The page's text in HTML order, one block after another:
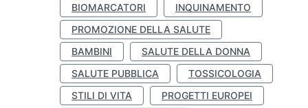
BIOMARCATORI
INQUINAMENTO
PROMOZIONE DELLA SALUTE
BAMBINI
SALUTE DELLA DONNA
SALUTE PUBBLICA
TOSSICOLOGIA
STILI DI VITA
PROGETTI EUROPEI